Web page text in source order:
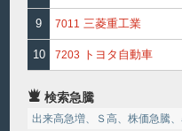
9 7011 三菱重工業
10 7203 トヨタ自動車
検索急騰
出来高急増、Ｓ高、株価急騰